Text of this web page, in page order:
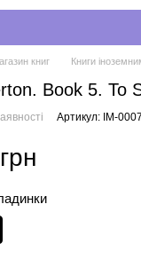
книг Книги
Book 5. To
Артикул: IM-